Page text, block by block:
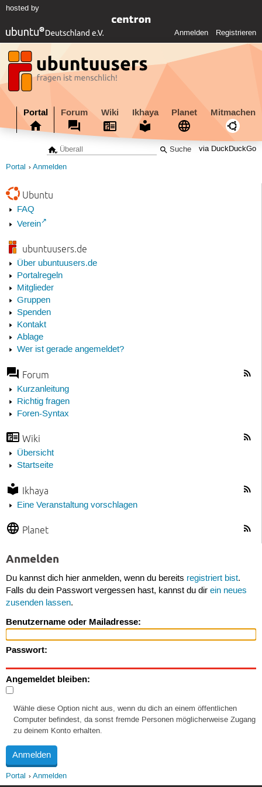
hosted by
Anmelden Registrieren
Portal Forum Wiki Ikhaya Planet Mitmachen
via DuckDuckGo
Portal Anmelden
Ubuntu
FAQ
Verein
ubuntuusers.de
Über ubuntuusers.de
Portalregeln
Mitglieder
Gruppen
Spenden
Kontakt
Ablage
Wer ist gerade angemeldet?
Forum
Kurzanleitung
Richtig fragen
Foren-Syntax
Wiki
Übersicht
Startseite
Ikhaya
Eine Veranstaltung vorschlagen
Planet
Anmelden
Du kannst dich hier anmelden, wenn du bereits registriert bist.
Falls du dein Passwort vergessen hast, kannst du dir ein neues
zusenden lassen.
Benutzername oder Mailadresse:
Passwort:
Angemeldet bleiben:
Wähle diese Option nicht aus, wenn du dich an einem öffentlichen
Computer befindest, da sonst fremde Personen möglicherweise Zugang
zu deinem Konto erhalten.
Portal Anmelden